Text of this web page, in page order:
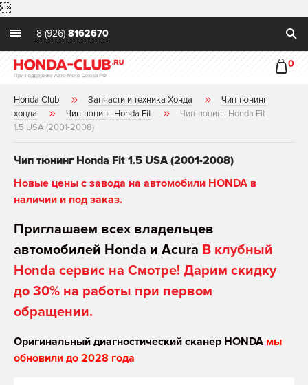

8 (926) 8162670
0
Honda Club Запчасти и техника Хонда
Чип тюнинг
хонда
Чип тюнинг Honda Fit
Чип тюнинг Honda Fit
1.5 USA (2001-2008)
Чип тюнинг Honda Fit 1.5 USA (2001-2008)
Новые цены с завода на автомобили HONDA в
наличии и под заказ.
Приглашаем всех владельцев
автомобилей Honda и Acura В клубный
Honda сервис на Смотре! Дарим скидку
до 30% на работы при первом
обращении.
Оригинальный диагностический сканер HONDA мы
обновили до 2028 года